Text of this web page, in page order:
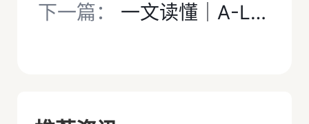
下一篇： 一文读懂｜A-Level/AP两大国际课程区别与优势